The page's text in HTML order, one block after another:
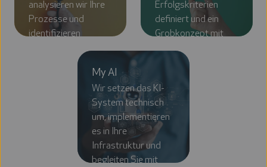
analysieren wir Ihre
Prozesse und
identifizieren
vielversprechende
Anwendungsfälle im
Erfolgskriterien
definiert und ein
Grobkonzept mit
Architekturvorschlag,
Zeitplan und
My AI
Wir setzen das KI-
System technisch
um, implementieren
es in Ihre
Infrastruktur und
begleiten Sie mit